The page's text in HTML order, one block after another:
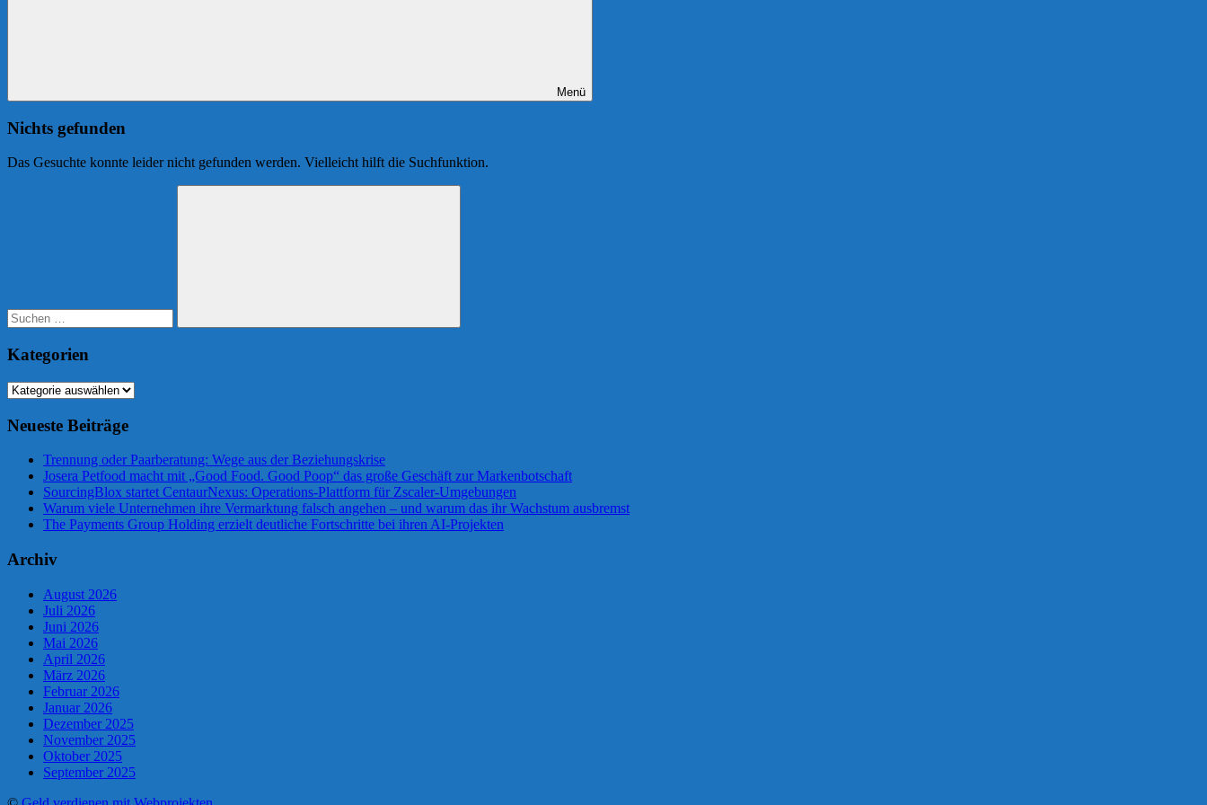
Menü
Nichts gefunden
Das Gesuchte konnte leider nicht gefunden werden. Vielleicht hilft die Suchfunktion.
Suchen
Kategorien
Kategorien
Neueste Beiträge
Trennung oder Paarberatung: Wege aus der Beziehungskrise
Josera Petfood macht mit „Good Food. Good Poop“ das große Geschäft zur Markenbotschaft
SourcingBlox startet CentaurNexus: Operations-Plattform für Zscaler-Umgebungen
Warum viele Unternehmen ihre Vermarktung falsch angehen – und warum das ihr Wachstum ausbremst
The Payments Group Holding erzielt deutliche Fortschritte bei ihren AI-Projekten
Archiv
August 2026
Juli 2026
Juni 2026
Mai 2026
April 2026
März 2026
Februar 2026
Januar 2026
Dezember 2025
November 2025
Oktober 2025
September 2025